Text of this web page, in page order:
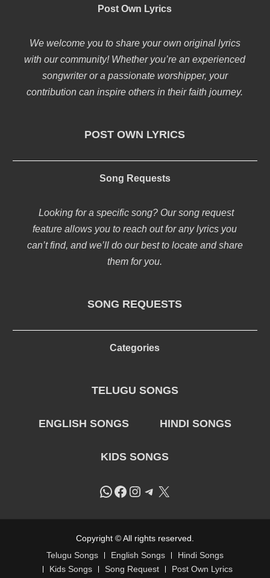
Post Own Lyrics
We welcome you to share your own original lyrics
with our community! Whether you’re an experienced
songwriter or a passionate worshipper, your
contribution can inspire others in their faith journey.
POST OWN LYRICS
Song Requests
Looking for a specific song? Our song request
feature allows you to reach out for any lyrics you
can’t find, and we’ll do our best to locate and share
them for you.
SONG REQUESTS
Categories
TELUGU SONGS
ENGLISH SONGS HINDI SONGS
KIDS SONGS
WhatsApp
Facebook
Instagram
Telegram
X
Copyright © All rights reserved.
Telugu Songs
English Songs
Hindi Songs
Kids Songs
Song Request Post Own Lyrics